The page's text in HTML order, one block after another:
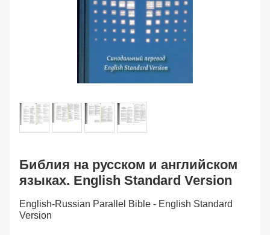
Библия на русском и английском
языках. English Standard Version
English-Russian Parallel Bible - English Standard
Version